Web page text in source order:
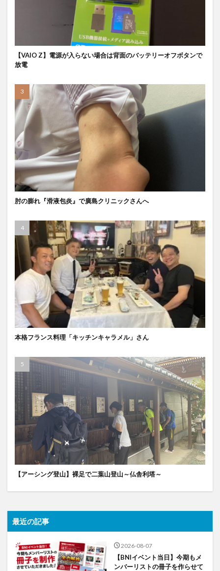
【VAIO Z】電源が入らない場合は背面のバッテリーオフボタンで
放電
肘の膨れ『滑液包炎』で廣島クリニックさんへ
本格フランス料理「キッチンキャラメル」さん
【アーシング登山】裸足で二葉山登山～仏舎利塔～
最近の記事
2026-08-07
【BNIイベント当日】今期もメ
ンバーリストの冊子を作らせて